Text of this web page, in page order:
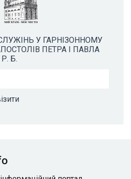
У ГАРНІЗОННОМУ
ПЕТРА І ПАВЛА
Б.